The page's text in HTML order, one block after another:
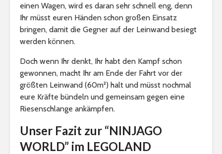
einen Wagen, wird es daran sehr schnell eng, denn
Ihr müsst euren Händen schon großen Einsatz
bringen, damit die Gegner auf der Leinwand besiegt
werden können.
Doch wenn Ihr denkt, Ihr habt den Kampf schon
gewonnen, macht Ihr am Ende der Fahrt vor der
größten Leinwand (60m²) halt und müsst nochmal
eure Kräfte bündeln und gemeinsam gegen eine
Riesenschlange ankämpfen.
Unser Fazit zur “NINJAGO
WORLD” im LEGOLAND